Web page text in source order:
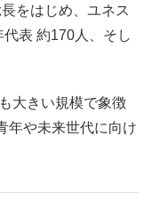
をはじめ、ユネス
表 約170人、そし
大きい規模で象徴
年や未来世代に向け